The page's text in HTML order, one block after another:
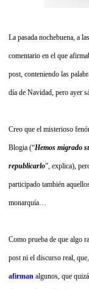
La pasada nochebuena, a
comentario en el que
post, conteniendo las
día de Navidad, pero ayer
Creo que el misterioso
Blogia (“Hemos migrado
republicarlo”, explica),
participado también
monarquía…
Como prueba de que algo
post ni el discurso real,
afirman algunos, que